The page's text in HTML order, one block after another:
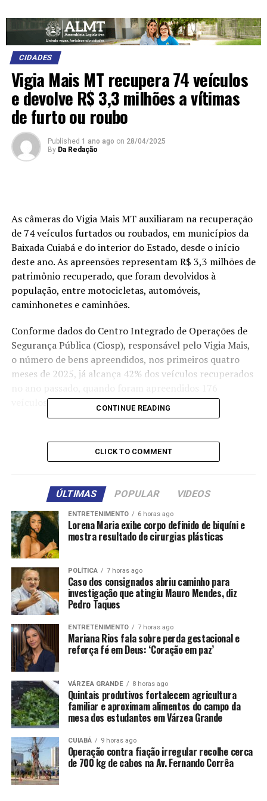
CIDADES
Vigia Mais MT recupera 74 veículos
e devolve R$ 3,3 milhões a vítimas
de furto ou roubo
Published 1 ano ago on 28/04/2025
By Da Redação
As câmeras do Vigia Mais MT auxiliaram na recuperação
de 74 veículos furtados ou roubados, em municípios da
Baixada Cuiabá e do interior do Estado, desde o início
deste ano. As apreensões representam R$ 3,3 milhões de
patrimônio recuperado, que foram devolvidos à
população, entre motocicletas, automóveis,
caminhonetes e caminhões.
Conforme dados do Centro Integrado de Operações de
Segurança Pública (Ciosp), responsável pelo Vigia Mais,
o número de bens apreendidos, nos primeiros quatro
meses de 2025, já alcança 42% dos veículos recuperados
veículos.
(Saiop), coronel PM Fernando Augustinho, o aumento
no número de veículos recuperados está relacionado
diretamente com o número de municípios que aderiram
ao Vigia Mais MT.
“Mais da metade dos 126 municípios, que aderiram ao
programa, concluíram a instalação das câmeras. Dentre
os equipamentos fornecidos está a câmera OCR, que faz
a identificação de placas de veículos, e acionam as forças
de segurança caso haja registro de queixa”, ressaltou.
Fernando Augustinho destacou ainda a importância do
proprietário, que teve o veículo furtado ou roubado,
acionar as forças de segurança por meio do 190, mesmo
antes do registro da ocorrência, para que os dados do
veículo sejam lançados no sistema para monitoramento.
CONTINUE READING
CLICK TO COMMENT
ÚLTIMAS POPULAR VIDEOS
ENTRETENIMENTO 6 horas ago
Lorena Maria exibe corpo definido de biquíni e
mostra resultado de cirurgias plásticas
POLÍTICA 7 horas ago
Caso dos consignados abriu caminho para
investigação que atingiu Mauro Mendes, diz
Pedro Taques
ENTRETENIMENTO 7 horas ago
Mariana Rios fala sobre perda gestacional e
reforça fé em Deus: ‘Coração em paz’
VÁRZEA GRANDE 8 horas ago
Quintais produtivos fortalecem agricultura
familiar e aproximam alimentos do campo da
mesa dos estudantes em Várzea Grande
CUIABÁ 9 horas ago
Operação contra fiação irregular recolhe cerca
de 700 kg de cabos na Av. Fernando Corrêa